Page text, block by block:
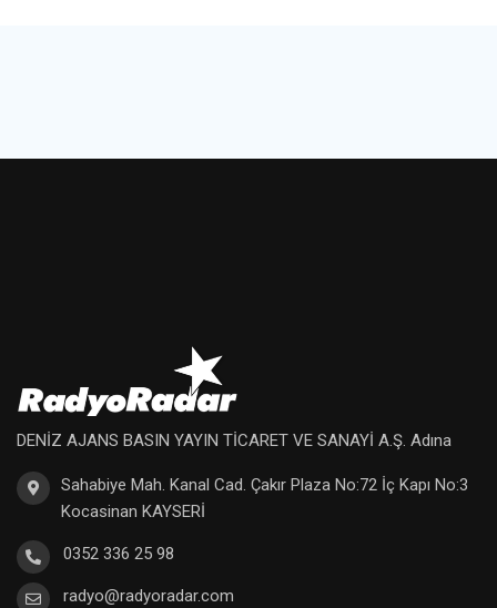
DENİZ AJANS BASIN YAYIN TİCARET VE SANAYİ A.Ş. Adına
Sahabiye Mah. Kanal Cad. Çakır Plaza No:72 İç Kapı No:3
Kocasinan KAYSERİ
0352 336 25 98
radyo@radyoradar.com